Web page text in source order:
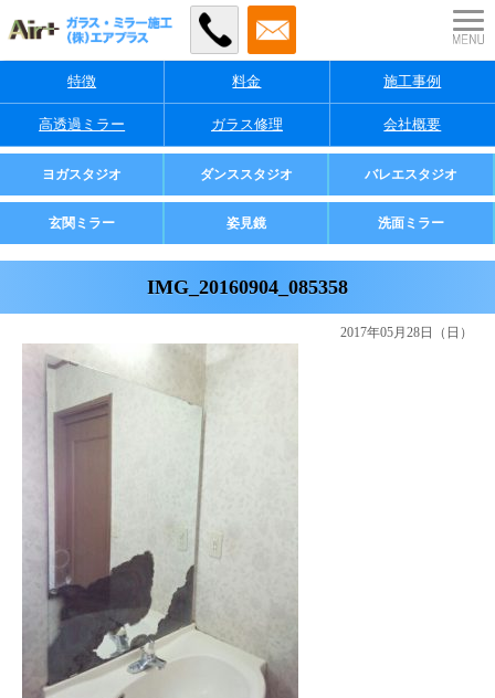
特徴 料金 施工事例
高透過ミラー ガラス修理 会社概要
業者様・店舗様向け
ヨガスタジオ ダンススタジオ バレエスタジオ
ご家庭用
玄関ミラー 姿見鏡 洗面ミラー
IMG_20160904_085358
2017年05月28日（日）